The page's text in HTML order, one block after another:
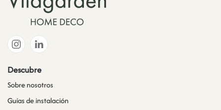
Descubre
Sobre nosotros
Guías de instalación